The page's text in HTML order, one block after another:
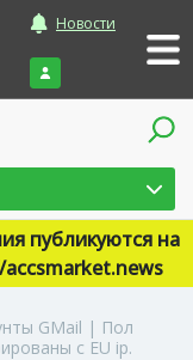
Новости
Войти
публикуются на
GMail | Пол
с EU ip.